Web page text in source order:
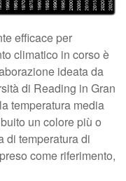
efficace per
climatico in corso è
ideata da
di Reading in Gran
temperatura media
un colore più o
di temperatura di
come riferimento,